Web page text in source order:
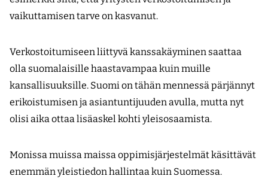
vaikuttamisen tarve on kasvanut.
Verkostoitumiseen liittyvä kanssakäyminen saattaa
olla suomalaisille haastavampaa kuin muille
kansallisuuksille. Suomi on tähän mennessä pärjännyt
erikoistumisen ja asiantuntijuuden avulla, mutta nyt
olisi aika ottaa lisäaskel kohti yleisosaamista.
Monissa muissa maissa oppimisjärjestelmät käsittävät
enemmän yleistiedon hallintaa kuin Suomessa.